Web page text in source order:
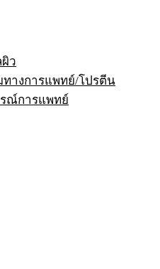
ว
ทางการแพทย์/โปรตีน
รณ์การแพทย์